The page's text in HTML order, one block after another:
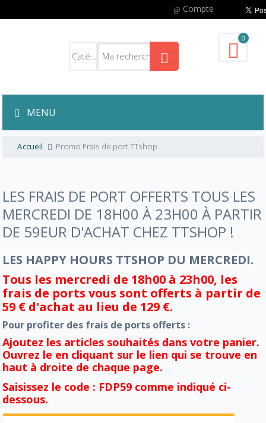
Compte
0
MENU
Accueil Promo Frais de port TTshop
LES FRAIS DE PORT OFFERTS TOUS LES
MERCREDI DE 18H00 À 23H00 À PARTIR
DE 59EUR D'ACHAT CHEZ TTSHOP !
LES HAPPY HOURS TTSHOP DU MERCREDI.
Tous les mercredi de 18h00 à 23h00, les
frais de ports vous sont offerts à partir de
59 € d'achat au lieu de 129 €.
Pour profiter des frais de ports offerts :
Ajoutez les articles souhaités dans votre panier.
Ouvrez le en cliquant sur le lien qui se trouve en
haut à droite de chaque page.
Saisissez le code : FDP59 comme indiqué ci-
dessous.